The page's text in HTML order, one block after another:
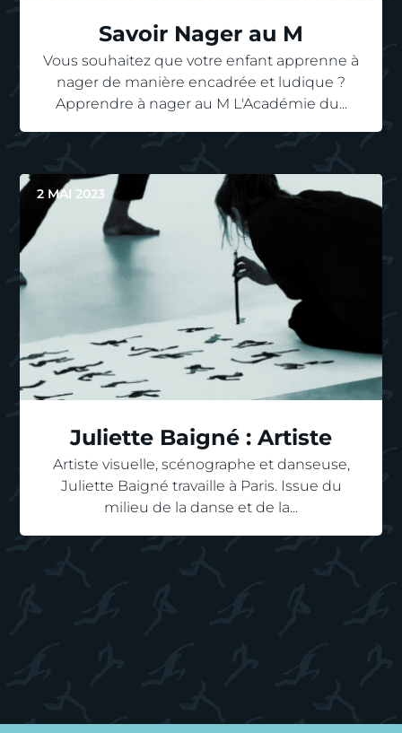
Savoir Nager au M
Vous souhaitez que votre enfant apprenne à
nager de manière encadrée et ludique ?
Apprendre à nager au M L'Académie du...
Juliette Baigné : Artiste
2 MAI 2023
Artiste visuelle, scénographe et danseuse,
Juliette Baigné travaille à Paris. Issue du
milieu de la danse et de la...